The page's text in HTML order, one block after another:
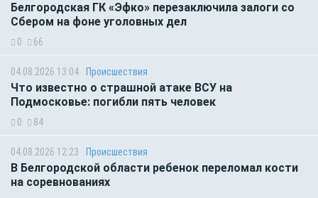
Белгородская ГК «Эфко» перезаключила залоги со
Сбером на фоне уголовных дел
0 66
04.08.2026 13:04 Происшествия
Что известно о страшной атаке ВСУ на
Подмосковье: погибли пять человек
0 84
04.08.2026 12:23 Происшествия
В Белгородской области ребенок переломал кости
на соревнованиях